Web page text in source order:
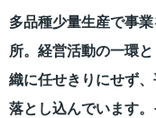
多品種少量生産で事
所。経営活動の一環
織に任せきりにせず
落とし込んでいます